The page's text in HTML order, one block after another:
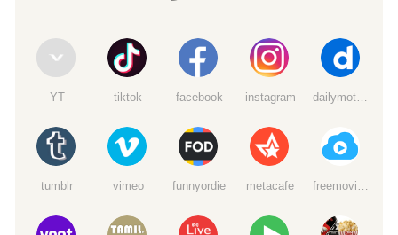
YT tiktok facebook instagram
tumblr vimeo funnyordie metacafe